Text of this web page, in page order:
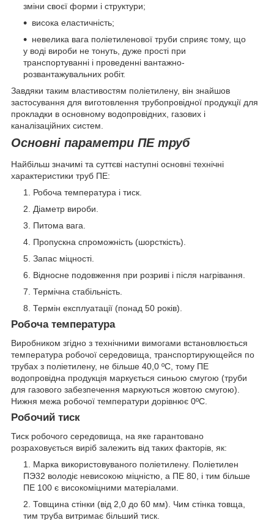
зміни своєї форми і структури;
висока еластичність;
невелика вага поліетиленової труби сприяє тому, що
у воді вироби не тонуть, дуже прості при
транспортуванні і проведенні вантажно-
розвантажувальних робіт.
Завдяки таким властивостям поліетилену, він знайшов
застосування для виготовлення трубопровідної продукції для
прокладки в основному водопровідних, газових і
каналізаційних систем.
Основні параметри ПЕ труб
Найбільш значимі та суттєві наступні основні технічні
характеристики труб ПЕ:
Робоча температура і тиск.
Діаметр вироби.
Питома вага.
Пропускна спроможність (шорсткість).
Запас міцності.
Відносне подовження при розриві і після нагрівання.
Термічна стабільність.
Термін експлуатації (понад 50 років).
Робоча температура
Виробником згідно з технічними вимогами встановлюється
температура робочої середовища, транспортирующейся по
трубах з поліетилену, не більше 40,0 ºС, тому ПЕ
водопровідна продукція маркується синьою смугою (труби
для газового забезпечення маркуються жовтою смугою).
Нижня межа робочої температури дорівнює 0ºС.
Робочий тиск
Тиск робочого середовища, на яке гарантовано
розраховується виріб залежить від таких факторів, як:
Марка використовуваного поліетилену. Поліетилен
ПЭ32 володіє невисокою міцністю, а ПЕ 80, і тим більше
ПЕ 100 є високоміцними матеріалами.
Товщина стінки (від 2,0 до 60 мм). Чим стінка товща,
тим труба витримає більший тиск.